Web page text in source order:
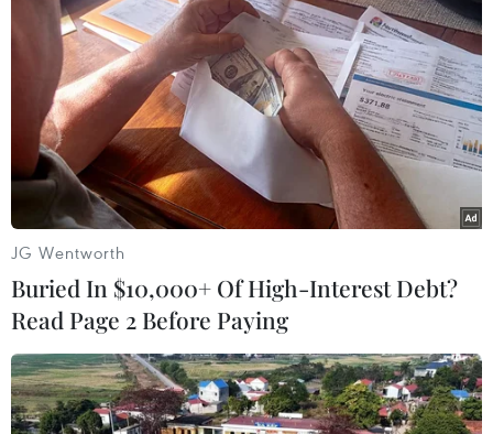
16/01/2021 12:49
Tư lệnh IRGC, Thiếu tướng Hossein Salami cho biết một
trong những mục tiêu quốc phòng quan trọng nhất của
Iran là sử dụng tên lửa đạn đạo tầm xa chống lại tàu
chiến đối phương, bao gồm cả tàu sân bay.
JG Wentworth
Buried In $10,000+ Of High-Interest Debt?
Read Page 2 Before Paying